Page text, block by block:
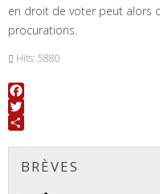
en droit de voter peut alors
procurations.
Hits: 5880
Facebook
Twitter
BRÈVES